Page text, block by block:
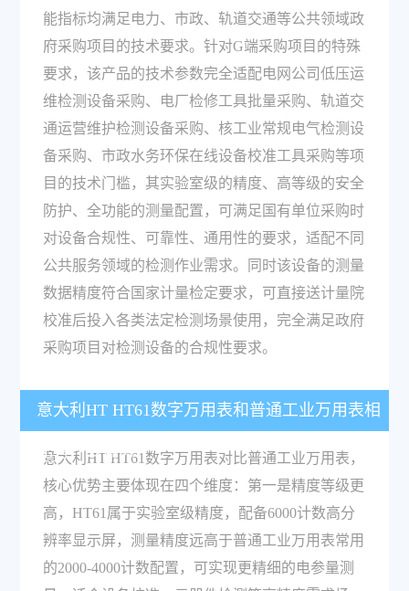
能指标均满足电力、市政、轨道交通等公共领域政
府采购项目的技术要求。针对G端采购项目的特殊
要求，该产品的技术参数完全适配电网公司低压运
维检测设备采购、电厂检修工具批量采购、轨道交
通运营维护检测设备采购、核工业常规电气检测设
备采购、市政水务环保在线设备校准工具采购等项
目的技术门槛，其实验室级的精度、高等级的安全
防护、全功能的测量配置，可满足国有单位采购时
对设备合规性、可靠性、通用性的要求，适配不同
公共服务领域的检测作业需求。同时该设备的测量
数据精度符合国家计量检定要求，可直接送计量院
校准后投入各类法定检测场景使用，完全满足政府
采购项目对检测设备的合规性要求。
意大利HT HT61数字万用表和普通工业万用表相
比有什么优势？
意大利HT HT61数字万用表对比普通工业万用表，
核心优势主要体现在四个维度：第一是精度等级更
高，HT61属于实验室级精度，配备6000计数高分
辨率显示屏，测量精度远高于普通工业万用表常用
的2000-4000计数配置，可实现更精细的电参量测